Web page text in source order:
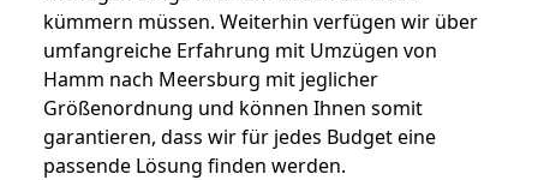
kümmern müssen. Weiterhin verfügen wir über
umfangreiche Erfahrung mit Umzügen von
Hamm nach Meersburg mit jeglicher
Größenordnung und können Ihnen somit
garantieren, dass wir für jedes Budget eine
passende Lösung finden werden.